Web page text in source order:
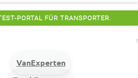
PORTAL FÜR TRANSPORTER.
VanExperten